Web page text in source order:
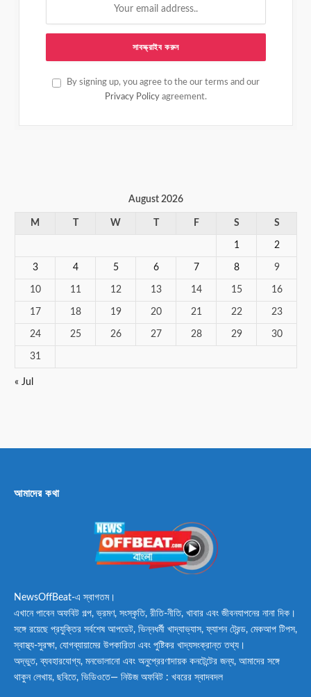
By signing up, you agree to the our terms and our
Privacy Policy agreement.
August 2026
M W F S S
1 2
3 4 5 6 7 8 9
10 11 12 13 14 15 16
17 18 19 20 21 22 23
24 25 26 27 28 29 30
31
« Jul
আমাদের কথা
NewsOffBeat-এ স্বাগতম।
এখানে পাবেন অফবিট গল্প, ভ্রমণ, সংস্কৃতি, রীতি-নীতি, খাবার এবং জীবনযাপনের নানা দিক।
সঙ্গে রয়েছে প্রযুক্তির সর্বশেষ আপডেট, ভিন্নধর্মী খাদ্যাভ্যাস, ফ্যাশন ট্রেন্ড, মেকআপ টিপস,
স্বাস্থ্য-সুরক্ষা, যোগব্যায়ামের উপকারিতা এবং পুষ্টিকর খাদ্যসংক্রান্ত তথ্য।
অদ্ভুত, ব্যবহারযোগ্য, মনভোলানো এবং অনুপ্রেরণাদায়ক কনটেন্টের জন্য, আমাদের সঙ্গে
থাকুন লেখায়, ছবিতে, ভিডিওতে— নিউজ অফবিট : খবরের স্বাদবদল